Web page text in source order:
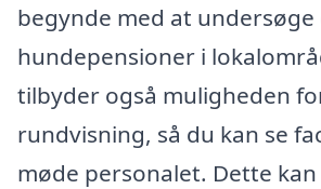
begynde med at
hundepensioner i
tilbyder også muligheden
rundvisning, så du kan se
møde personalet. Dette